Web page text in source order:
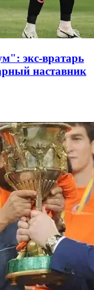
экс-вратарь
наставник